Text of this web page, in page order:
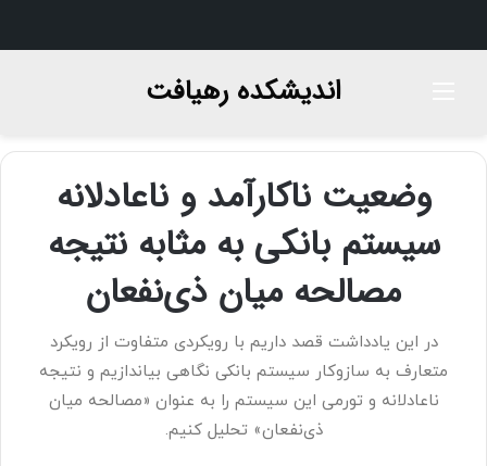
اندیشکده رهیافت
وضعیت ناکارآمد و ناعادلانه
سیستم بانکی به مثابه نتیجه
مصالحه میان ذی‌نفعان
در این یادداشت قصد داریم با رویکردی متفاوت از رویکرد
متعارف به سازوکار سیستم بانکی نگاهی بیاندازیم و نتیجه
ناعادلانه و تورمی این سیستم را به عنوان «مصالحه میان
ذی‌نفعان» تحلیل کنیم.